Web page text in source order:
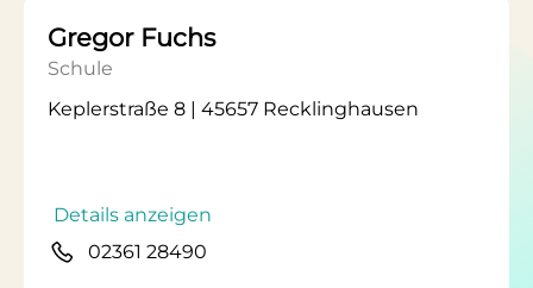
Gregor Fuchs
Schule
Keplerstraße 8 | 45657 Recklinghausen
Details anzeigen
02361 28490